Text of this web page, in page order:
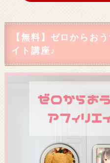
【無料】ゼロからお
イト講座♪